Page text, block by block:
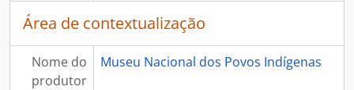
Área de contextualização
Nome do
produtor
Museu Nacional dos Povos Indígenas